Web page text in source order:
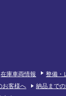
在庫車両情報
整備・
お客様へ 納品まで